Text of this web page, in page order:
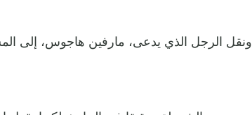
ونقل الرجل الذي يدعى، مارفين هاجوس، إلى